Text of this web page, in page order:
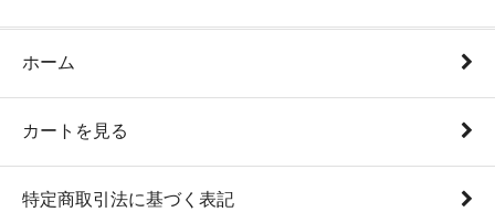
ホーム
カートを見る
特定商取引法に基づく表記